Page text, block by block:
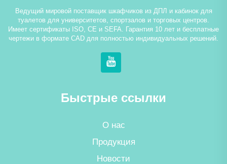
Ведущий мировой поставщик шкафчиков из ДПЛ и кабинок для
туалетов для университетов, спортзалов и торговых центров.
Имеет сертификаты ISO, CE и SEFA. Гарантия 10 лет и бесплатные
чертежи в формате CAD для полностью индивидуальных решений.
Быстрые ссылки
О нас
Продукция
Новости